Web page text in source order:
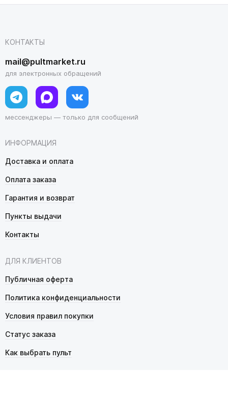
ИНФОРМАЦИЯ
Доставка и оплата
Оплата заказа
Гарантия и возврат
Пункты выдачи
Контакты
ДЛЯ КЛИЕНТОВ
Публичная оферта
Политика конфиденциальности
Условия правил покупки
Статус заказа
Как выбрать пульт
КОНТАКТЫ
mail@pultmarket.ru
для электронных обращений
мессенджеры — только для сообщений